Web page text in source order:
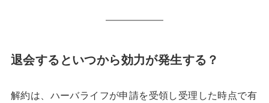
退会するといつから効力が発生する？
解約は、ハーバライフが申請を受領し受理した時点で有